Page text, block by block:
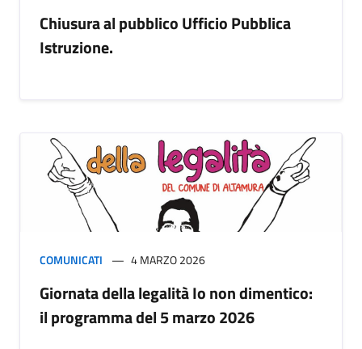
Chiusura al pubblico Ufficio Pubblica
Istruzione.
COMUNICATI 4 MARZO 2026
Giornata della legalità Io non dimentico:
il programma del 5 marzo 2026